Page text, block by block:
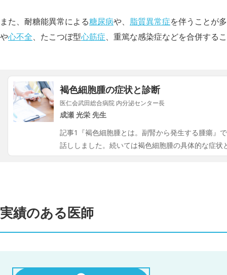
また、耐糖能異常による糖尿病や、 脂質異常症を伴うことが
や心不全、たこつぼ型心筋症、重篤な感染症などを合併する
褐色細胞腫の症状と診断
医仁会武田総合病院 内分泌センター長
成瀬 光栄 先生
記事1『褐色細胞腫とは。副腎から発生する腫瘍』
話ししました。続いては褐色細胞腫の具体的な症状
実績のある医師